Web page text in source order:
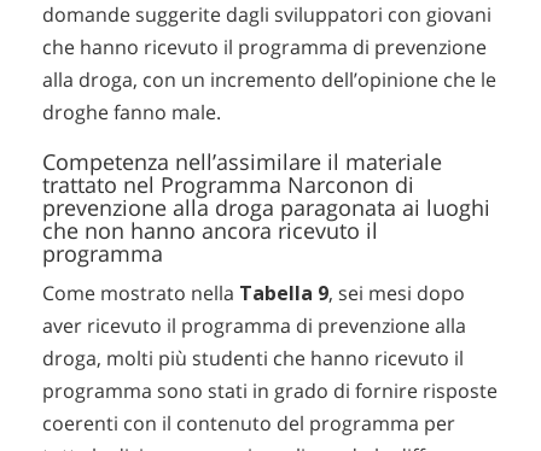
domande suggerite dagli sviluppatori con giovani
che hanno ricevuto il programma di prevenzione
alla droga, con un incremento dell’opinione che le
droghe fanno male.
Competenza nell’assimilare il materiale
trattato nel Programma Narconon di
prevenzione alla droga paragonata ai luoghi
che non hanno ancora ricevuto il
programma
Come mostrato nella Tabella 9, sei mesi dopo
aver ricevuto il programma di prevenzione alla
droga, molti più studenti che hanno ricevuto il
programma sono stati in grado di fornire risposte
coerenti con il contenuto del programma per